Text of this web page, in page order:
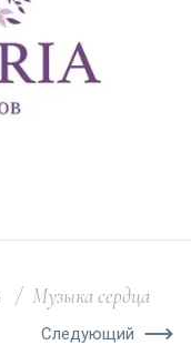
/ Музыка сердца
Следующий